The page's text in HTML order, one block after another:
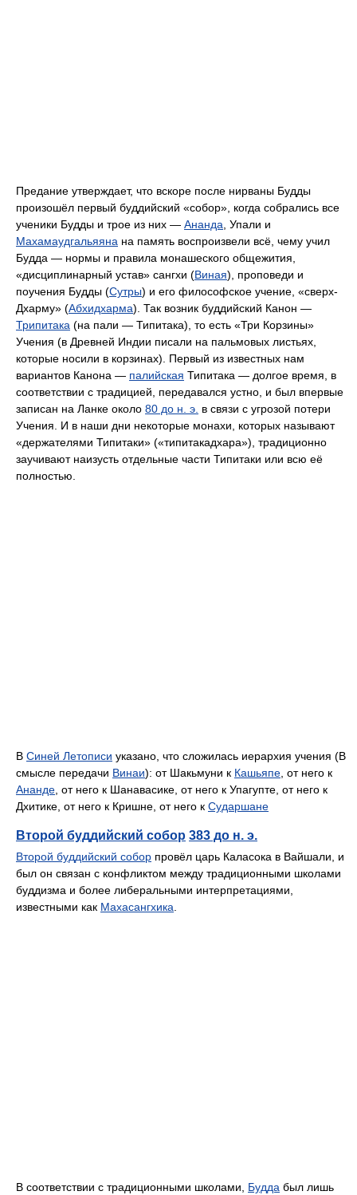
Предание утверждает, что вскоре после нирваны Будды
произошёл первый буддийский «собор», когда собрались все
ученики Будды и трое из них — Ананда, Упали и
Махамаудгальяяна на память воспроизвели всё, чему учил
Будда — нормы и правила монашеского общежития,
«дисциплинарный устав» сангхи (Виная), проповеди и
поучения Будды (Сутры) и его философское учение, «сверх-
Дхарму» (Абхидхарма). Так возник буддийский Канон —
Трипитака (на пали — Типитака), то есть «Три Корзины»
Учения (в Древней Индии писали на пальмовых листьях,
которые носили в корзинах). Первый из известных нам
вариантов Канона — палийская Типитака — долгое время, в
соответствии с традицией, передавался устно, и был впервые
записан на Ланке около 80 до н. э. в связи с угрозой потери
Учения. И в наши дни некоторые монахи, которых называют
«держателями Типитаки» («типитакадхара»), традиционно
заучивают наизусть отдельные части Типитаки или всю её
полностью.
В Синей Летописи указано, что сложилась иерархия учения (В
смысле передачи Винаи): от Шакьмуни к Кашьяпе, от него к
Ананде, от него к Шанавасике, от него к Упагупте, от него к
Дхитике, от него к Кришне, от него к Сударшане
Второй буддийский собор 383 до н. э.
Второй буддийский собор провёл царь Каласока в Вайшали, и
был он связан с конфликтом между традиционными школами
буддизма и более либеральными интерпретациями,
известными как Махасангхика.
В соответствии с традиционными школами, Будда был лишь